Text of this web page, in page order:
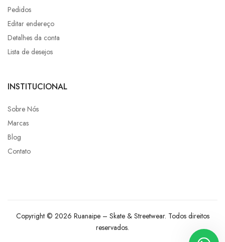
Pedidos
Editar endereço
Detalhes da conta
Lista de desejos
INSTITUCIONAL
Sobre Nós
Marcas
Blog
Contato
Copyright © 2026 Ruanaipe – Skate & Streetwear. Todos direitos
reservados.